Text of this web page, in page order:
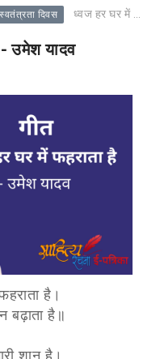
स्वतंत्रता दिवस ध्वज हर घर में फहराता है - गीत - उमेश यादव
उमेश यादव
है।
बढ़ाता है॥